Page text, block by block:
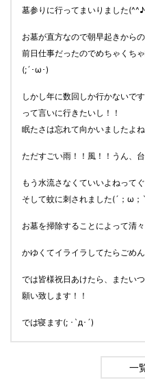
墓参りに行ってまいりました(^^♪
お墓が直方なので朝早起きから
前日仕事だったのでめちゃくち
(;´･ω･)
しかし年に数回しか行かないで
って言いに行きたいし！！
眠たさは忘れて向かいましたよ
ただすごい雨！！風！！うん、
もう水流さなくていいよねって
そして蚊に刺されました(´；ω；
お墓を掃除することによって清
かゆくてイライラしてたらごめ
では皆様祝日あけたら、またい
願い致します！！
では寝ます(; ･`д･´)
一